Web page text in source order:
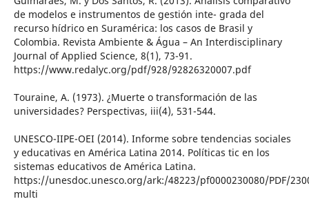
de modelos e instrumentos de gestión inte- grada del
recurso hídrico en Suramérica: los casos de Brasil y
Colombia. Revista Ambiente & Água – An Interdisciplinary
Journal of Applied Science, 8(1), 73-91.
https://www.redalyc.org/pdf/928/92826320007.pdf
Touraine, A. (1973). ¿Muerte o transformación de las
universidades? Perspectivas, iii(4), 531-544.
UNESCO-IIPE-OEI (2014). Informe sobre tendencias sociales
y educativas en América Latina 2014. Políticas tic en los
sistemas educativos de América Latina.
https://unesdoc.unesco.org/ark:/48223/pf0000230080/PDF/
multi